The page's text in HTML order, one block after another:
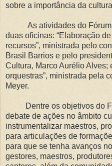
sobre a importância da
As atividades do Fórum
duas oficinas: “Elaboração
recursos”, ministrada pelo
Brasil Barrios e pelo
Cultura, Marco Aurélio Alves;
orquestras”, ministrada pela
Meyer.
Dentre os objetivos do
debate de ações no âmbito
instrumentalizar maestros,
para articulações de
para que se tenha avanços
gestores, maestros,